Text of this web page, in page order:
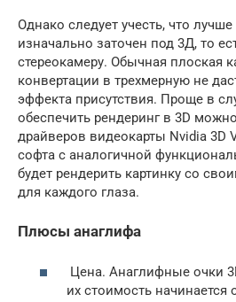
Однако следует учесть, что
изначально заточен под 3Д, то
стереокамеру. Обычная плоская
конвертации в трехмерную не
эффекта присутствия. Проще в
обеспечить рендеринг в 3D
драйверов видеокарты Nvidia 3D
софта с аналогичной
будет рендерить картинку со
для каждого глаза.
Плюсы анаглифа
Цена. Анаглифные очки
их стоимость начинается